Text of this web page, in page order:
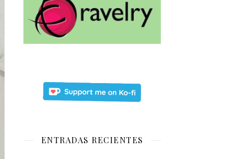
ENTRADAS RECIENTES